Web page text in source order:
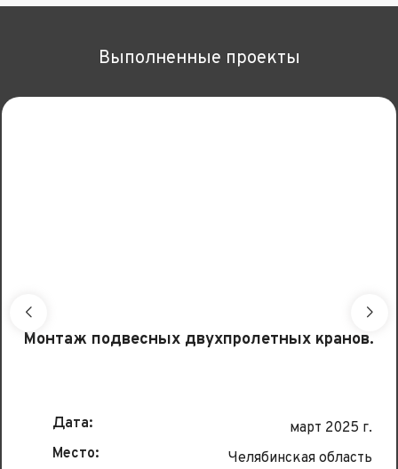
Выполненные проекты
Монтаж подвесных двухпролетных кранов.
Дата:
март 2025 г.
Место:
Челябинская область